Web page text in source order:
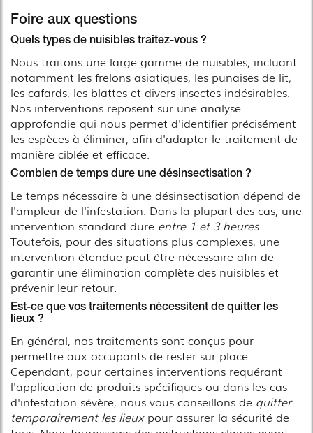
Foire aux questions
Quels types de nuisibles traitez-vous ?
Nous traitons une large gamme de nuisibles, incluant
notamment les frelons asiatiques, les punaises de lit,
les cafards, les blattes et divers insectes indésirables.
Nos interventions reposent sur une analyse
approfondie qui nous permet d'identifier précisément
les espèces à éliminer, afin d'adapter le traitement de
manière ciblée et efficace.
Combien de temps dure une désinsectisation ?
Le temps nécessaire à une désinsectisation dépend de
l'ampleur de l'infestation. Dans la plupart des cas, une
intervention standard dure entre 1 et 3 heures.
Toutefois, pour des situations plus complexes, une
intervention étendue peut être nécessaire afin de
garantir une élimination complète des nuisibles et
prévenir leur retour.
Est-ce que vos traitements nécessitent de quitter les
lieux ?
En général, nos traitements sont conçus pour
permettre aux occupants de rester sur place.
Cependant, pour certaines interventions requérant
l'application de produits spécifiques ou dans les cas
d'infestation sévère, nous vous conseillons de quitter
temporairement les lieuxpour assurer la sécurité de